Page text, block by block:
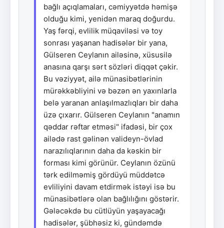
bağlı açıqlamaları, cəmiyyətdə həmişə
olduğu kimi, yenidən maraq doğurdu.
Yaş fərqi, evlilik müqaviləsi və toy
sonrası yaşanan hadisələr bir yana,
Gülseren Ceylanın ailəsinə, xüsusilə
anasına qarşı sərt sözləri diqqət çəkir.
Bu vəziyyət, ailə münasibətlərinin
mürəkkəbliyini və bəzən ən yaxınlarla
belə yaranan anlaşılmazlıqları bir daha
üzə çıxarır. Gülseren Ceylanın "anamın
qəddar rəftar etməsi" ifadəsi, bir çox
ailədə rast gəlinən valideyn-övlad
narazılıqlarının daha da kəskin bir
forması kimi görünür. Ceylanın özünü
tərk edilməmiş gördüyü müddətcə
evliliyini davam etdirmək istəyi isə bu
münasibətlərə olan bağlılığını göstərir.
Gələcəkdə bu cütlüyün yaşayacağı
hadisələr, şübhəsiz ki, gündəmdə